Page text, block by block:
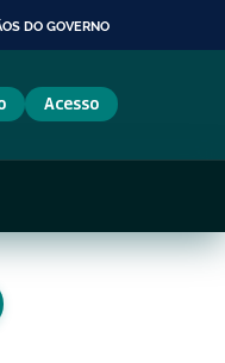
DO GOVERNO
Acesso